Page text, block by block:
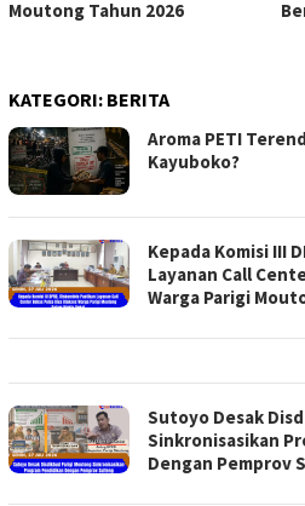
Moutong Tahun 2026
KATEGORI: BERITA
Aroma PETI
Kayuboko?
Kepada Komisi III
Layanan Call
Warga Parigi
Sutoyo Desak
Sinkronisasikan
Dengan Pemprov